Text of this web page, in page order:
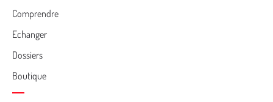
Comprendre
Echanger
Dossiers
Boutique